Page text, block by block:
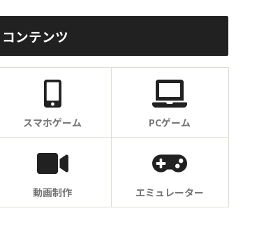
コンテンツ
スマホゲーム PCゲーム
動画制作 エミュレーター